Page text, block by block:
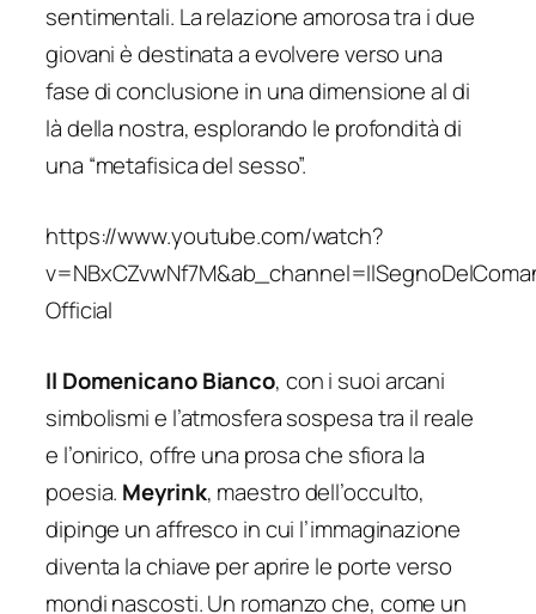
sentimentali. La relazione amorosa tra i due
giovani è destinata a evolvere verso una
fase di conclusione in una dimensione al di
là della nostra, esplorando le profondità di
una “metafisica del sesso”.
https://www.youtube.com/watch?
Official
Il Domenicano Bianco, con i suoi arcani
simbolismi e l’atmosfera sospesa tra il reale
e l’onirico, offre una prosa che sfiora la
poesia. Meyrink, maestro dell’occulto,
dipinge un affresco in cui l’immaginazione
diventa la chiave per aprire le porte verso
mondi nascosti. Un romanzo che, come un